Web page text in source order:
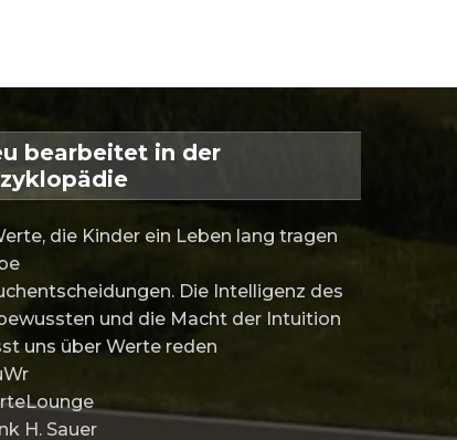
bearbeitet in der
die Kinder ein Leben lang tragen
Die Intelligenz des
und die Macht der Intuition
uns über Werte reden
H. Sauer